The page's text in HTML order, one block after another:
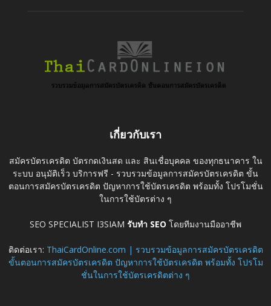
เกี่ยวกับเรา
สมัครบัตรเครดิต บัตรกดเงินสด และ สินเชื่อบุคคล ของทุกธนาคาร ใน
ระบบ อนุมัติเร็ว บริการฟรี - รวบรวมข้อมูลการสมัครบัตรเครดิต ขั้น
ตอนการสมัครบัตรเครดิต ปัญหาการใช้บัตรเครดิต พร้อมทั้ง โปรโมชั่น
ในการใช้บัตรต่าง ๆ
SEO SPECIALIST I3SIAM รับทำ SEO โดยทีมงานมืออาชีพ
ติดต่อเรา: ThaiCardOnline.com | รวบรวมข้อมูลการสมัครบัตรเครดิต
ขั้นตอนการสมัครบัตรเครดิต ปัญหาการใช้บัตรเครดิต พร้อมทั้ง โปรโม
ชั่นในการใช้บัตรเครดิตต่าง ๆ